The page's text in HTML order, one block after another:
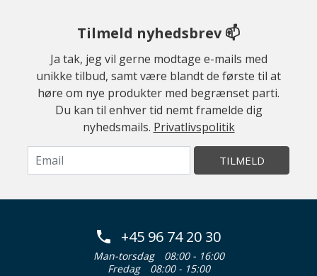
Tilmeld nyhedsbrev 📫
Ja tak, jeg vil gerne modtage e-mails med
unikke tilbud, samt være blandt de første til at
høre om nye produkter med begrænset parti.
Du kan til enhver tid nemt framelde dig
nyhedsmails. Privatlivspolitik
TILMELD
+45 96 74 20 30
Man-torsdag
08:00 - 16:00
Fredag
08:00 - 15:00